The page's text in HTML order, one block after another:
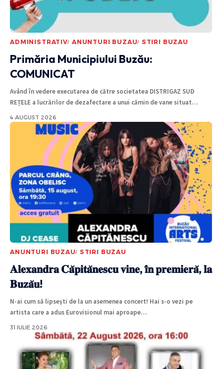
ADMINISTRATIV ANUNTURI BUZAU STIRI BUZAU
Primăria Municipiului Buzău:
COMUNICAT
Având în vedere executarea de către societatea DISTRIGAZ SUD
REȚELE a lucrărilor de dezafectare a unui cămin de vane situat…
4 AUGUST 2026
ANUNTURI BUZAU STIRI BUZAU
𝐀𝐥𝐞𝐱𝐚𝐧𝐝𝐫𝐚 𝐂𝐚̆𝐩𝐢𝐭𝐚̆𝐧𝐞𝐬𝐜𝐮 𝐯𝐢𝐧𝐞, 𝐢̂𝐧 𝐩𝐫𝐞𝐦𝐢𝐞𝐫𝐚̆, 𝐥𝐚
𝐁𝐮𝐳𝐚̆𝐮!
N-ai cum să lipsești de la un asemenea concert! Hai s-o vezi pe
artista care a adus Eurovisionul mai aproape…
31 IULIE 2026